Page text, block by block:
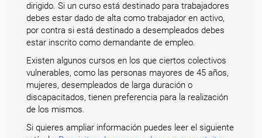
dirigido. Si un curso está destinado para trabajadores
debes estar dado de alta como trabajador en activo,
por contra si está destinado a desempleados debes
estar inscrito como demandante de empleo.
Existen algunos cursos en los que ciertos colectivos
vulnerables, como las personas mayores de 45 años,
mujeres, desempleados de larga duración o
discapacitados, tienen preferencia para la realización
de los mismos.
Si quieres ampliar información puedes leer el siguiente